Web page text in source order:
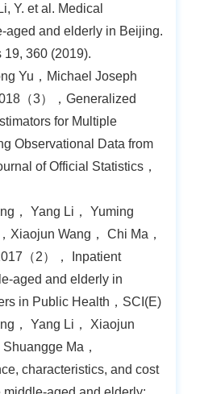
Y. et al. Medical
aged and elderly in Beijing.
19, 360 (2019).
Yu，Michael Joseph
（3），Generalized
for Multiple
Observational Data from
of Official Statistics，
， Yang Li， Yuming
Xiaojun Wang， Chi Ma，
（2）， Inpatient
aged and elderly in
in Public Health，SCI(E)
， Yang Li， Xiaojun
Ma，
characteristics, and cost